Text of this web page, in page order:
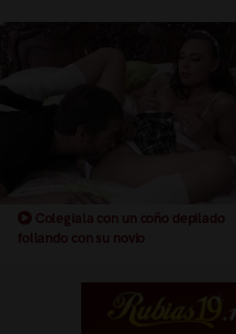
Colegiala con un coño depilado
follando con su novio